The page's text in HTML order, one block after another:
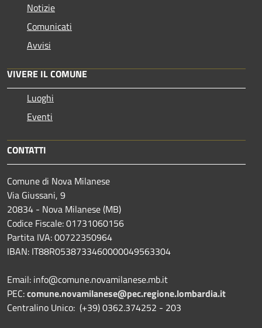
Notizie
Comunicati
Avvisi
VIVERE IL COMUNE
Luoghi
Eventi
CONTATTI
Comune di Nova Milanese
Via Giussani, 9
20834 - Nova Milanese (MB)
Codice Fiscale: 01731060156
Partita IVA: 00722350964
IBAN: IT88R0538733460000049563304
Email: info@comune.novamilanese.mb.it
PEC:comune.novamilanese@pec.regione.lombardia.it
Centralino Unico: (+39) 0362.374252 - 203